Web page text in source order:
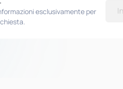
esclusivamente per